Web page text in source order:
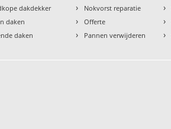
dakdekker
daken
daken
› Nokvorst reparatie
› Offerte
› Pannen verwijderen
›
›
›